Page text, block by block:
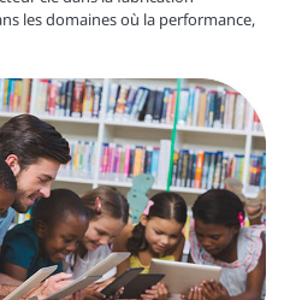
les domaines où la performance,